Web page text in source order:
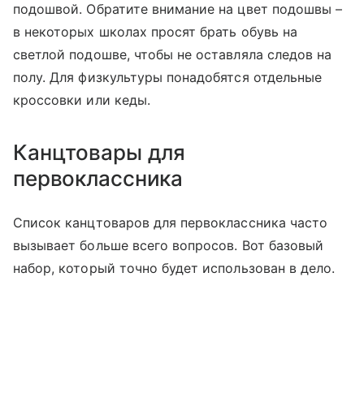
подошвой. Обратите внимание на цвет подошвы –
в некоторых школах просят брать обувь на
светлой подошве, чтобы не оставляла следов на
полу. Для физкультуры понадобятся отдельные
кроссовки или кеды.
Канцтовары для
первоклассника
Список канцтоваров для первоклассника часто
вызывает больше всего вопросов. Вот базовый
набор, который точно будет использован в дело.